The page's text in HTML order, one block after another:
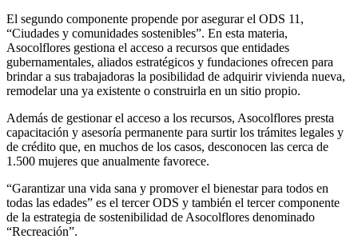
El segundo componente propende por asegurar el ODS 11,
“Ciudades y comunidades sostenibles”. En esta materia,
Asocolflores gestiona el acceso a recursos que entidades
gubernamentales, aliados estratégicos y fundaciones ofrecen para
brindar a sus trabajadoras la posibilidad de adquirir vivienda nueva,
remodelar una ya existente o construirla en un sitio propio.
Además de gestionar el acceso a los recursos, Asocolflores presta
capacitación y asesoría permanente para surtir los trámites legales y
de crédito que, en muchos de los casos, desconocen las cerca de
1.500 mujeres que anualmente favorece.
“Garantizar una vida sana y promover el bienestar para todos en
todas las edades” es el tercer ODS y también el tercer componente
de la estrategia de sostenibilidad de Asocolflores denominado
“Recreación”.